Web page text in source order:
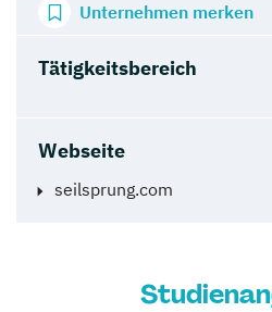
Tätigkeitsbereich
Webseite
seilsprung.com
Unternehmen merken